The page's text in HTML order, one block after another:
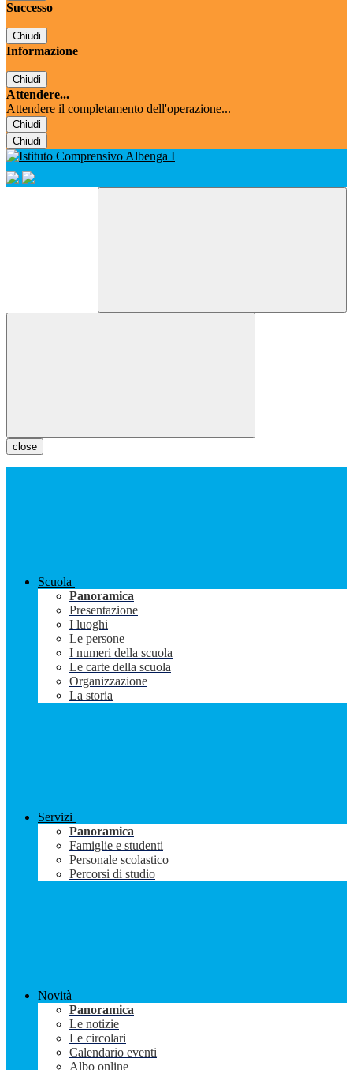
Successo
Chiudi
Informazione
Chiudi
Attendere...
Attendere il completamento dell'operazione...
Chiudi
Chiudi
close
Scuola
Panoramica
Presentazione
I luoghi
Le persone
I numeri della scuola
Le carte della scuola
Organizzazione
La storia
Servizi
Panoramica
Famiglie e studenti
Personale scolastico
Percorsi di studio
Novità
Panoramica
Le notizie
Le circolari
Calendario eventi
Albo online